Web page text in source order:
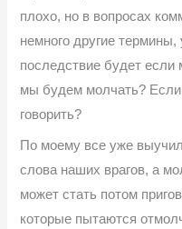
плохо, но в вопросах
немного другие
последствие будет
мы будем молчать?
говорить?
По моему все уже
слова наших врагов, а
может стать потом
которые пытаются